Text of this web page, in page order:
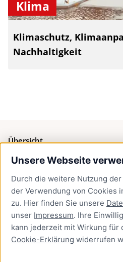
Unsere Webseite
Durch die weitere Nutzung
der Verwendung von Cookies
zu. Hier finden Sie unsere
unser Impressum. Ihre
kann jederzeit mit Wirkung für
Cookie-Erklärung widerrufen
Klima
Klimaschutz,
Nachhaltigkeit
Übersicht
Bürgerservice
Presse
Newsletter Lübeck:kompakt
Kontakt
Kontakt